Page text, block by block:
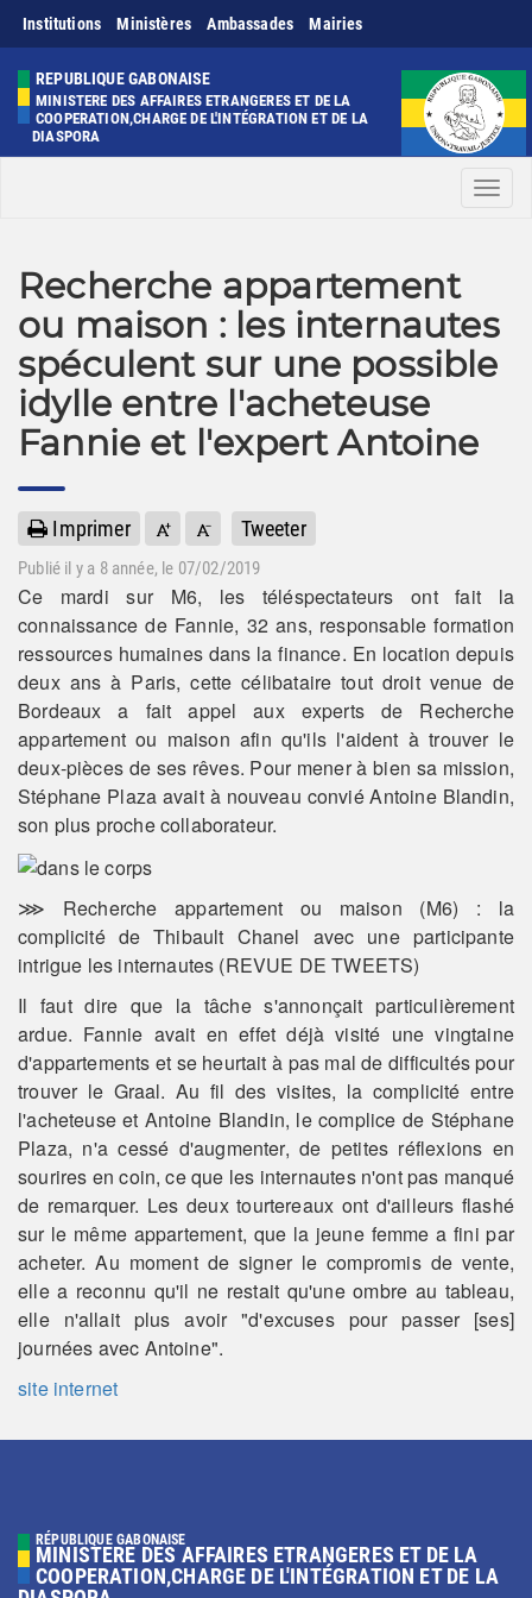
Institutions Ministères Ambassades Mairies
REPUBLIQUE GABONAISE
MINISTERE DES AFFAIRES ETRANGERES ET DE LA
COOPERATION,CHARGE DE L'INTÉGRATION ET DE LA
DIASPORA
Menu
Recherche appartement
ou maison : les internautes
spéculent sur une possible
idylle entre l'acheteuse
Fannie et l'expert Antoine
Imprimer Tweeter
Publié il y a 8 année, le 07/02/2019
Ce mardi sur M6, les téléspectateurs ont fait la
connaissance de Fannie, 32 ans, responsable formation
ressources humaines dans la finance. En location depuis
deux ans à Paris, cette célibataire tout droit venue de
Bordeaux a fait appel aux experts de Recherche
appartement ou maison afin qu'ils l'aident à trouver le
deux-pièces de ses rêves. Pour mener à bien sa mission,
Stéphane Plaza avait à nouveau convié Antoine Blandin,
son plus proche collaborateur.
⋙ Recherche appartement ou maison (M6) : la
complicité de Thibault Chanel avec une participante
intrigue les internautes (REVUE DE TWEETS)
Il faut dire que la tâche s'annonçait particulièrement
ardue. Fannie avait en effet déjà visité une vingtaine
d'appartements et se heurtait à pas mal de difficultés pour
trouver le Graal. Au fil des visites, la complicité entre
l'acheteuse et Antoine Blandin, le complice de Stéphane
Plaza, n'a cessé d'augmenter, de petites réflexions en
sourires en coin, ce que les internautes n'ont pas manqué
de remarquer. Les deux tourtereaux ont d'ailleurs flashé
sur le même appartement, que la jeune femme a fini par
acheter. Au moment de signer le compromis de vente,
elle a reconnu qu'il ne restait qu'une ombre au tableau,
elle n'allait plus avoir "d'excuses pour passer [ses]
journées avec Antoine".
site internet
RÉPUBLIQUE GABONAISE
MINISTERE DES AFFAIRES ETRANGERES ET DE LA
COOPERATION,CHARGE DE L'INTÉGRATION ET DE LA